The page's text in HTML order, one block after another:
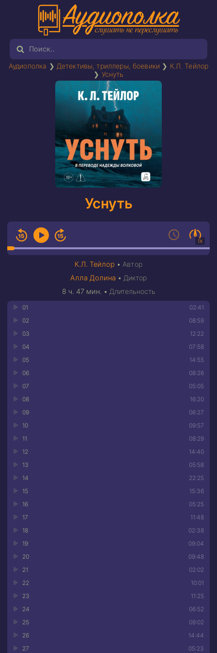
Аудиополка ❯ Детективы, триллеры, боевики ❯ К.Л. Тейлор
❯ Уснуть
Уснуть
1X
К.Л. Тейлор •Автор
Алла Долина • Диктор
8 ч. 47 мин. • Длительность
02:41
01
08:59
02
12:22
03
07:58
04
14:55
05
08:26
06
05:05
07
16:20
08
06:27
09
09:57
10
08:29
11
14:40
12
05:58
13
22:25
14
15:36
15
05:25
16
11:48
17
02:38
18
09:04
19
09:48
20
02:02
21
10:01
22
11:25
23
06:52
24
09:02
25
14:44
26
05:23
27